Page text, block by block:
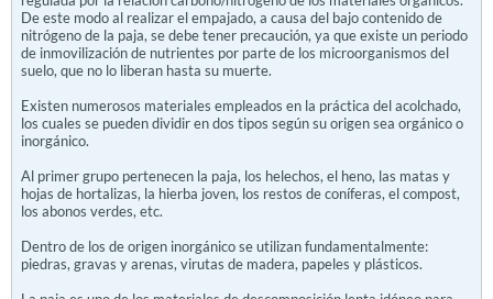
De este modo al realizar el empajado, a causa del bajo contenido de
nitrógeno de la paja, se debe tener precaución, ya que existe un periodo
de inmovilización de nutrientes por parte de los microorganismos del
suelo, que no lo liberan hasta su muerte.
Existen numerosos materiales empleados en la práctica del acolchado,
los cuales se pueden dividir en dos tipos según su origen sea orgánico o
inorgánico.
Al primer grupo pertenecen la paja, los helechos, el heno, las matas y
hojas de hortalizas, la hierba joven, los restos de coníferas, el compost,
los abonos verdes, etc.
Dentro de los de origen inorgánico se utilizan fundamentalmente:
piedras, gravas y arenas, virutas de madera, papeles y plásticos.